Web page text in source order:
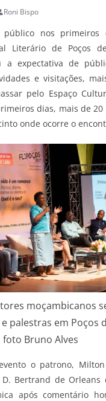
Roni Bispo
público nos primeiros
Literário de Poços
a expectativa de
e visitações,
pelo Espaço
dias, mais de 20
onde ocorre o
moçambicanos
palestras em Poços
foto Bruno Alves
o patrono,
Bertrand de Orleans
após comentário